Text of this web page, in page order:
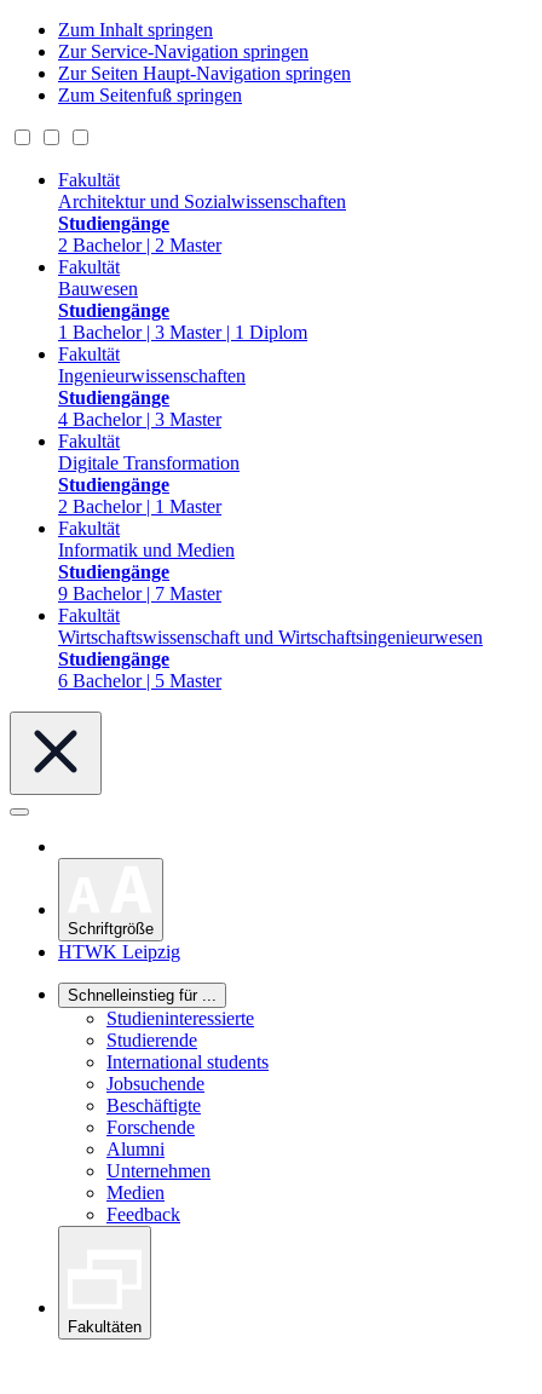
Zum Inhalt springen
Zur Service-Navigation springen
Zur Seiten Haupt-Navigation springen
Zum Seitenfuß springen
Fakultät
Architektur und Sozialwissenschaften
Studiengänge
2 Bachelor | 2 Master
Fakultät
Bauwesen
Studiengänge
1 Bachelor | 3 Master | 1 Diplom
Fakultät
Ingenieurwissenschaften
Studiengänge
4 Bachelor | 3 Master
Fakultät
Digitale Transformation
Studiengänge
2 Bachelor | 1 Master
Fakultät
Informatik und Medien
Studiengänge
9 Bachelor | 7 Master
Fakultät
Wirtschaftswissenschaft und Wirtschaftsingenieurwesen
Studiengänge
6 Bachelor | 5 Master
Schriftgröße
HTWK Leipzig
Schnelleinstieg für ...
Studieninteressierte
Studierende
International students
Jobsuchende
Beschäftigte
Forschende
Alumni
Unternehmen
Medien
Feedback
Fakultäten